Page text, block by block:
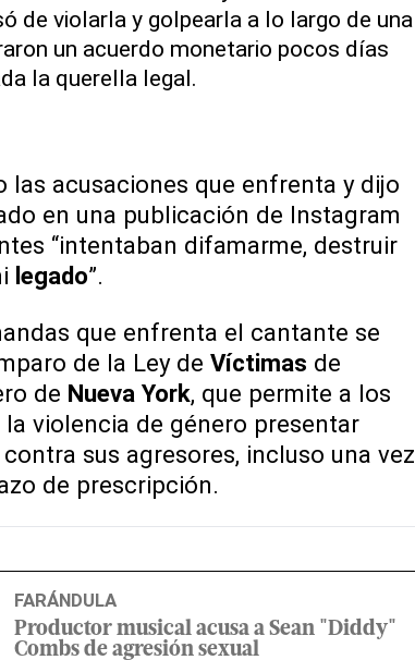
de violarla y golpearla a lo largo de una
un acuerdo monetario pocos días
la querella legal.
las acusaciones que enfrenta y dijo
en una publicación de Instagram
“intentaban difamarme, destruir
legado”.
que enfrenta el cantante se
de la Ley de Víctimas de
de Nueva York, que permite a los
violencia de género presentar
sus agresores, incluso una vez
de prescripción.
FARÁNDULA
Productor musical acusa a Sean "Diddy"
Combs de agresión sexual